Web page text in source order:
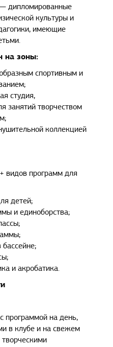
— дипломированные
культуры и
имеющие
на зоны:
спортивным и
студия,
занятий творчеством
коллекцией
видов программ для
детей;
и единоборства;
бассейне;
и акробатика.
программой на день,
в клубе и на свежем